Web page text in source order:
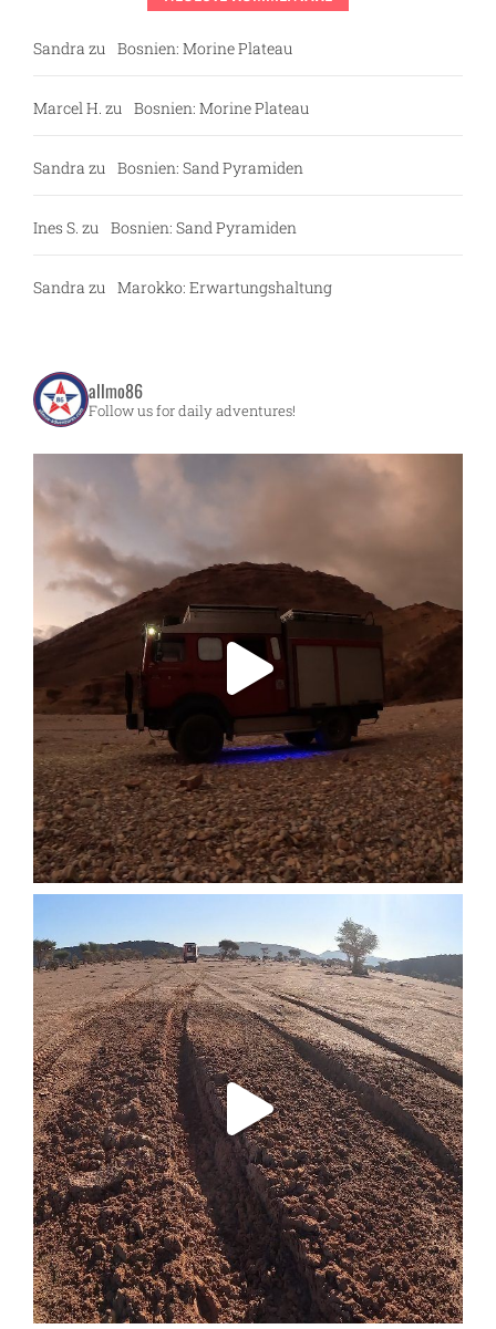
Sandra zu Bosnien: Morine Plateau
Marcel H. zu Bosnien: Morine Plateau
Sandra zu Bosnien: Sand Pyramiden
Ines S. zu Bosnien: Sand Pyramiden
Sandra zu Marokko: Erwartungshaltung
allmo86
Follow us for daily adventures!